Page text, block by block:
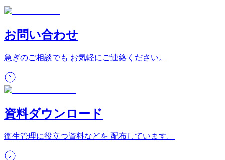
お問い合わせ
急ぎのご相談でも お気軽にご連絡ください。
資料ダウンロード
衛生管理に役立つ資料などを 配布しています。